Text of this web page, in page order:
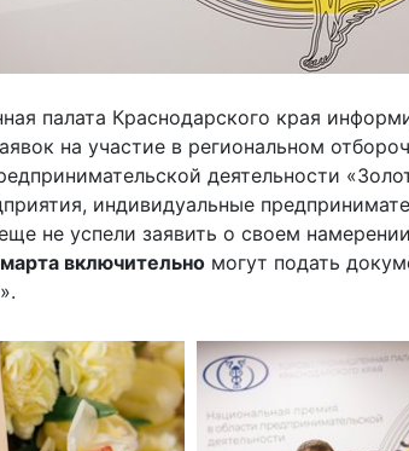
палата Краснодарского края
на участие в региональном
деятельности
индивидуальные
не успели заявить о своем
включительно могут подать